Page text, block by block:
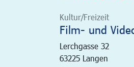
Kultur/Freizeit
Film- und
Lerchgasse 32
63225 Langen